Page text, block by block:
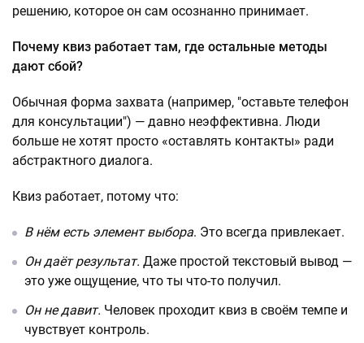
решению, которое он сам осознанно принимает.
Почему квиз работает там, где остальные методы
дают сбой?
Обычная форма захвата (например, "оставьте телефон
для консультации") — давно неэффективна. Люди
больше не хотят просто «оставлять контакты» ради
абстрактного диалога.
Квиз работает, потому что:
В нём есть элемент выбора. Это всегда привлекает.
Он даёт результат. Даже простой текстовый вывод —
это уже ощущение, что ты что-то получил.
Он не давит. Человек проходит квиз в своём темпе и
чувствует контроль.